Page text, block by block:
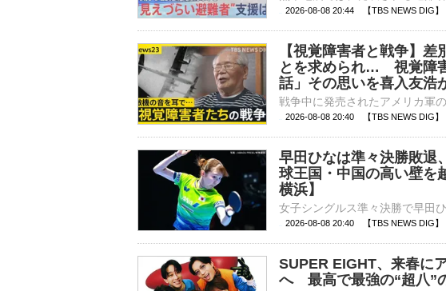
2026-08-08 20:44 【TBS NEWS DIG】
【視覚障害者と戦争】
とを求められ… 視覚障
話」その思いを喜入友浩
2026-08-08 20:40 【TBS NEWS DIG】
早田ひなは準々決勝敗
球王国・中国の高い壁を
横浜】
2026-08-08 20:40 【TBS NEWS DIG】
SUPER EIGHT、来春に
へ 最高で最強の“超八”